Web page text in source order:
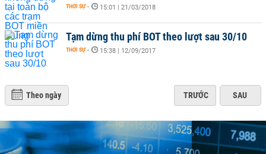
THỜI SỰ - 15:01 | 21/03/2018
Tạm dừng thu phí BOT theo lượt sau 30/10
THỜI SỰ - 15:38 | 12/09/2017
Theo ngày TRƯỚC SAU